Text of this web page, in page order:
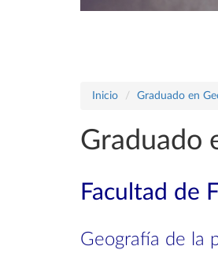
Inicio Graduado en
Graduado
Facultad de
Geografía de la